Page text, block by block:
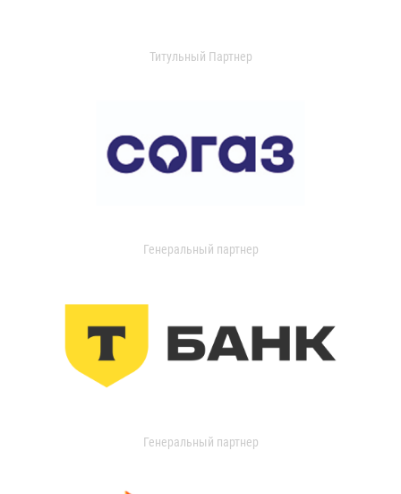
Титульный Партнер
Генеральный партнер
Генеральный партнер